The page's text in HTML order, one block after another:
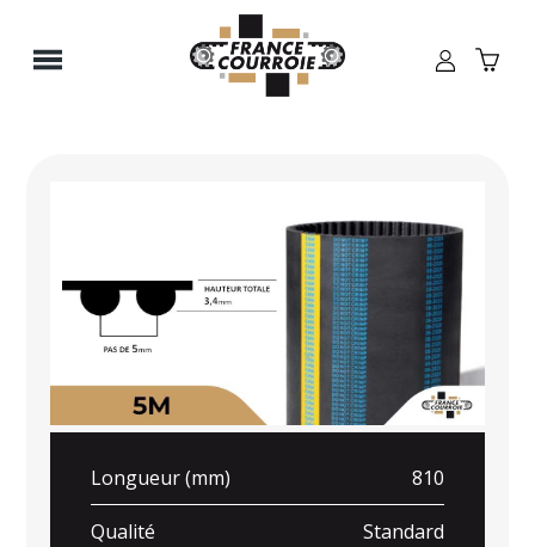
Longueur (mm) 810
Qualité Standard
Panneau de gestion des cookies